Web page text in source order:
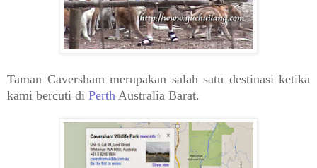
Taman Caversham merupakan salah satu destinasi ketika
kami bercuti di Perth Australia Barat.